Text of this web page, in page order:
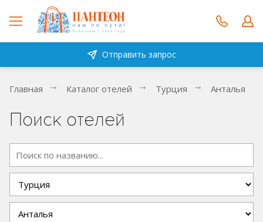
Отправить запрос
Главная Каталог отелей Турция Анталья
Поиск отелей